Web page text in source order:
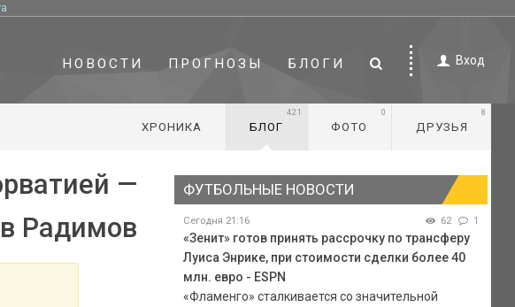
НОВОСТИ ПРОГНОЗЫ БЛОГИ Вход
ХРОНИКА БЛОГ
421
ФОТО
0
ДРУЗЬЯ
8
—
Радимов
ФУТБОЛЬНЫЕ НОВОСТИ
Сегодня 21:16 62 1
«Зенит» готов принять рассрочку по трансферу
Луиса Энрике, при стоимости сделки более 40
млн. евро - ESPN
«Фламенго» сталкивается со значительной